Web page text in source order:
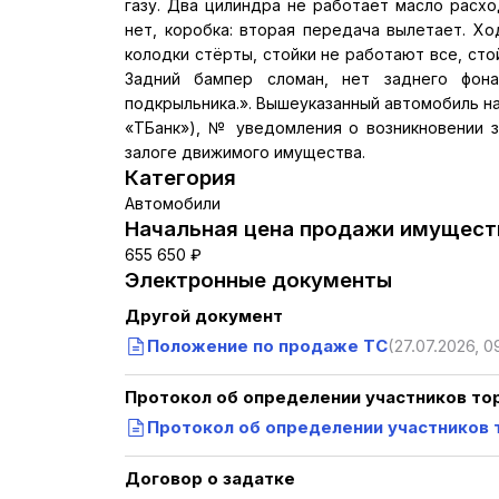
газу. Два цилиндра не работает масло
нет, коробка: вторая передача вылетает.
колодки стёрты, стойки не работают все,
Задний бампер сломан, нет заднего
подкрыльника.». Вышеуказанный автомобиль
«ТБанк»), № уведомления о возникновении
залоге движимого имущества.
Категория
Автомобили
Начальная цена продажи
655 650 ₽
Электронные документы
Другой документ
Положение по продаже ТС(27.07.2026,
Протокол об определении участников
Протокол об определении участников
Договор о задатке